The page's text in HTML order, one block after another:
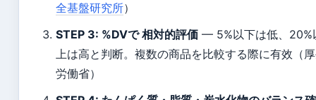
全基盤研究所）
STEP 3: %DVで 相対的評価 — 5%以下は低、20%
上は高と判断。複数の商品を比較する際に有效（
労働省）